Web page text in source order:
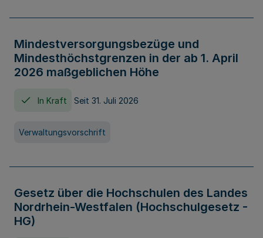
Mindestversorgungsbezüge und
Mindesthöchstgrenzen in der ab 1. April
2026 maßgeblichen Höhe
In Kraft Seit 31. Juli 2026
Verwaltungsvorschrift
Gesetz über die Hochschulen des Landes
Nordrhein-Westfalen (Hochschulgesetz -
HG)